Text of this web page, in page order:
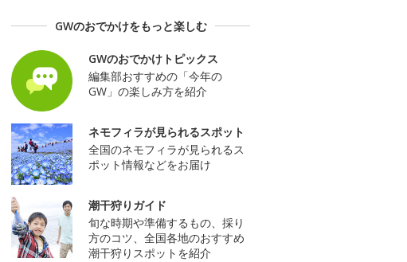
GWのおでかけをもっと楽しむ
GWのおでかけトピックス
編集部おすすめの「今年の
GW」の楽しみ方を紹介
ネモフィラが見られるスポット
全国のネモフィラが見られるス
ポット情報などをお届け
潮干狩りガイド
旬な時期や準備するもの、採り
方のコツ、全国各地のおすすめ
潮干狩りスポットを紹介